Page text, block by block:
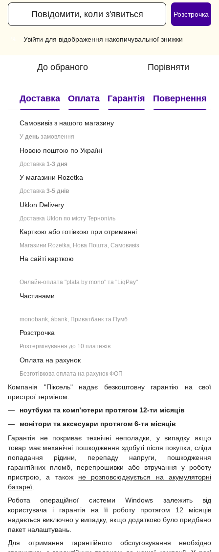
Повідомити, коли з'явиться Розстрочка
Увійти для відображення накопичувальної знижки
До обраного Порівняти
Доставка Оплата Гарантія Повернення
Самовивіз з нашого магазину
У день замовлення
Новою поштою по Україні
Доставка 1-3 дня
У магазини Rozetka
Доставка 3-5 днів
Uklon Delivery
Доставка Uklon по місту Тернопіль
Карткою або готівкою при отриманні
Магазини Rozetka, Нова Пошта, Самовивіз
На сайті карткою
Онлайн-оплата "plata by mono" та "LiqPay"
Частинами
monobank, àbank, Приватбанк та Пумб
Розстрочка
Розтермінування до 10 платежів
Оплата на рахунок
Безготівкова оплата на рахунок ФОП
Компанія "Піксель" надає безкоштовну гарантію на свої
пристрої терміном:
ноутбуки та комп’ютери протягом 12-ти місяців
монітори та аксесуари протягом 6-ти місяців
Гарантія не покриває технічні неполадки, у випадку якщо
товар має механічні пошкодження здобуті після покупки, сліди
попадання рідини, перепаду напруги, пошкодження
гарантійних пломб, перепрошивки або втручання у роботу
пристрою, а також не розповсюджується на акумуляторні
батареї
Робота операційної системи Windows залежить від
користувача і гарантія на її роботу протягом 12 місяців
надається виключно у випадку, якщо додатково було придбано
пакет налаштувань.
Для отримання гарантійного обслуговування необхідно